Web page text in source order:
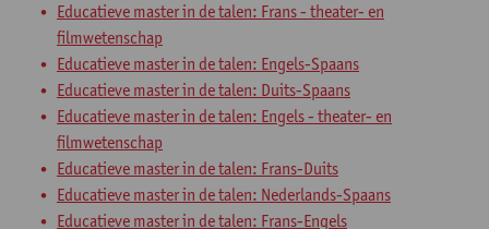
Educatieve master in de talen: Frans - theater- en
filmwetenschap
Educatieve master in de talen: Engels-Spaans
Educatieve master in de talen: Duits-Spaans
Educatieve master in de talen: Engels - theater- en
filmwetenschap
Educatieve master in de talen: Frans-Duits
Educatieve master in de talen: Nederlands-Spaans
Educatieve master in de talen: Frans-Engels